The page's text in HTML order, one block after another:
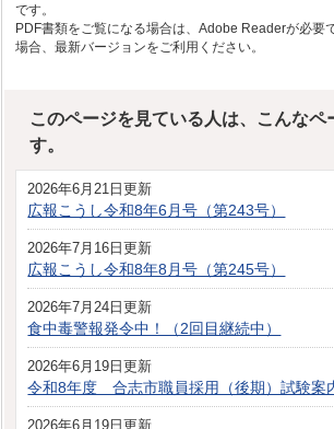
です。
PDF書類をご覧になる場合は、Adobe Readerが必要
場合、最新バージョンをご利用ください。
このページを見ている人は、こんなペ
す。
2026年6月21日更新
広報こうし令和8年6月号（第243号）
2026年7月16日更新
広報こうし令和8年8月号（第245号）
2026年7月24日更新
食中毒警報発令中！（2回目継続中）
2026年6月19日更新
令和8年度 合志市職員採用（後期）試験案
2026年6月19日更新